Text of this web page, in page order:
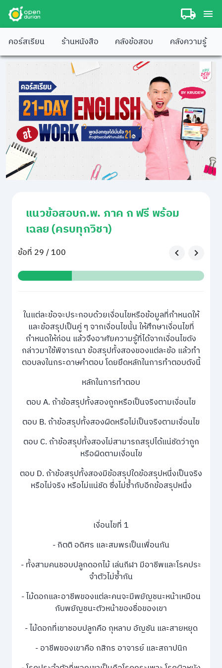
คอร์สเรียน ร้านหนังสือ คลังข้อสอบ คลังความรู้
แนวข้อสอบก.พ. ภาค ก ฟรี พร้อม
เฉลย (ครบทุกวิชา)
ข้อที่ 29 / 100
ในแต่ละข้อจะประกอบด้วยเงื่อนไขหรือข้อมูลที่กำหนดให้
และข้อสรุปเป็นคู่ ๆ จากเงื่อนไขนั้น ให้ศึกษาเงื่อนไขที่
กำหนดให้ก่อน แล้วจึงอาศัยความรู้ที่ได้จากเงื่อนไขดัง
กล่าวมาใช้พิจารณา ข้อสรุปทั้งสองของแต่ละข้อ แล้วทำ
ตอบลงในกระดาษคำตอบ โดยยึดหลักในการทำตอบดังนี้
หลักในการทำตอบ
ตอบ A. ถ้าข้อสรุปทั้งสองถูกหรือเป็นจริงตามเงื่อนไข
ตอบ B. ถ้าข้อสรุปทั้งสองผิดหรือไม่เป็นจริงตามเงื่อนไข
ตอบ C. ถ้าข้อสรุปทั้งสองไม่สามารถสรุปได้แน่ชัดว่าถูก
หรือผิดตามเงื่อนไข
ตอบ D. ถ้าข้อสรุปทั้งสองมีข้อสรุปใดข้อสรุปหนึ่งเป็นจริง
หรือไม่จริง หรือไม่แน่ชัด ซึ่งไม่ซ้ำกับอีกข้อสรุปหนึ่ง
เงื่อนไขที่ 1
- กิตติ อดิศร และสมพรเป็นเพื่อนกัน
- ทั้งสามคนชอบปลูกดอกไม้ เล่นกีฬา มีอาชีพและโรคประ
จําตัวไม่ซ้ำกัน
- ไม้ดอกและอาชีพของแต่ละคนจะมีพยัญชนะหน้าเหมือน
กับพยัญชนะตัวหน้าของชื่อของเขา
- ไม้ดอกที่เขาชอบปลูกคือ กุหลาบ อัญชัน และสายหยุด
- อาชีพของเขาคือ กสิกร อาจารย์ และสถาปนิก